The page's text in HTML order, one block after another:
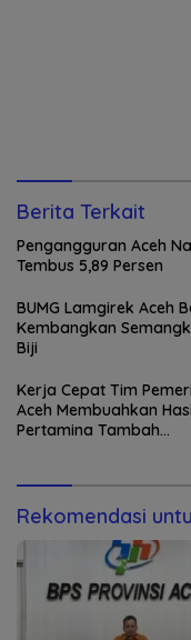
Berita Terkait
Pengangguran Aceh
Tembus 5,89 Persen
BUMG Lamgirek Aceh
Kembangkan
Biji
Kerja Cepat Tim
Aceh Membuahkan
Pertamina Tambah
Rekomendasi